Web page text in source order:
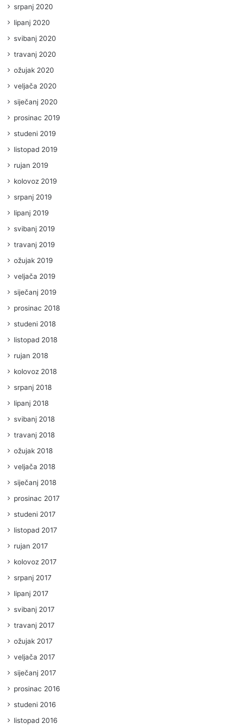
srpanj 2020
lipanj 2020
svibanj 2020
travanj 2020
ožujak 2020
veljača 2020
siječanj 2020
prosinac 2019
studeni 2019
listopad 2019
rujan 2019
kolovoz 2019
srpanj 2019
lipanj 2019
svibanj 2019
travanj 2019
ožujak 2019
veljača 2019
siječanj 2019
prosinac 2018
studeni 2018
listopad 2018
rujan 2018
kolovoz 2018
srpanj 2018
lipanj 2018
svibanj 2018
travanj 2018
ožujak 2018
veljača 2018
siječanj 2018
prosinac 2017
studeni 2017
listopad 2017
rujan 2017
kolovoz 2017
srpanj 2017
lipanj 2017
svibanj 2017
travanj 2017
ožujak 2017
veljača 2017
siječanj 2017
prosinac 2016
studeni 2016
listopad 2016